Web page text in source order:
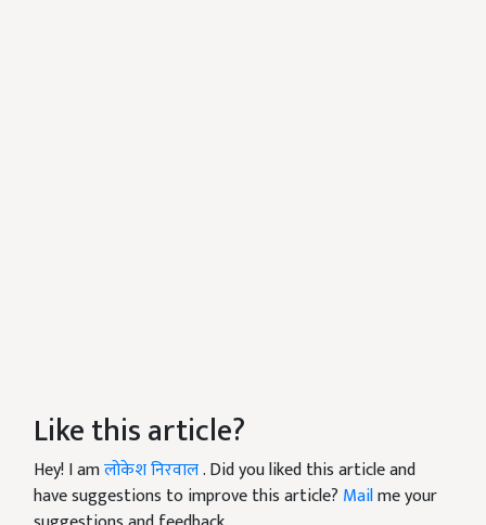
Like this article?
Hey! I amलोकेश निरवाल. Did you liked this article and
have suggestions to improve this article? Mailme your